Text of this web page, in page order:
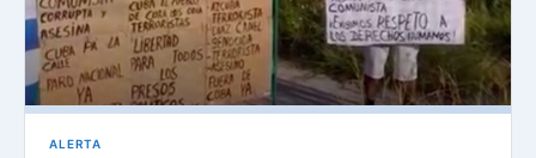
ALERTA